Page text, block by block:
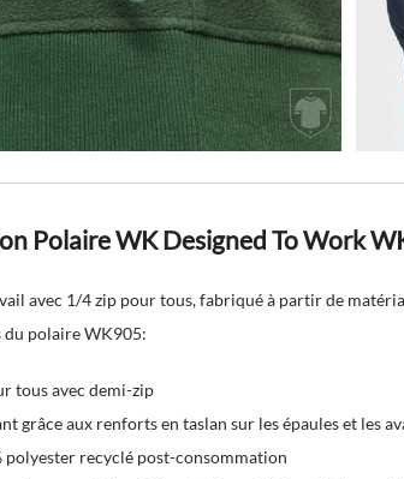
Polaire WK Designed To Work
avec 1/4 zip pour tous, fabriqué à partir de
du polaire WK905:
tous avec demi-zip
grâce aux renforts en taslan sur les épaules et les
polyester recyclé post-consommation